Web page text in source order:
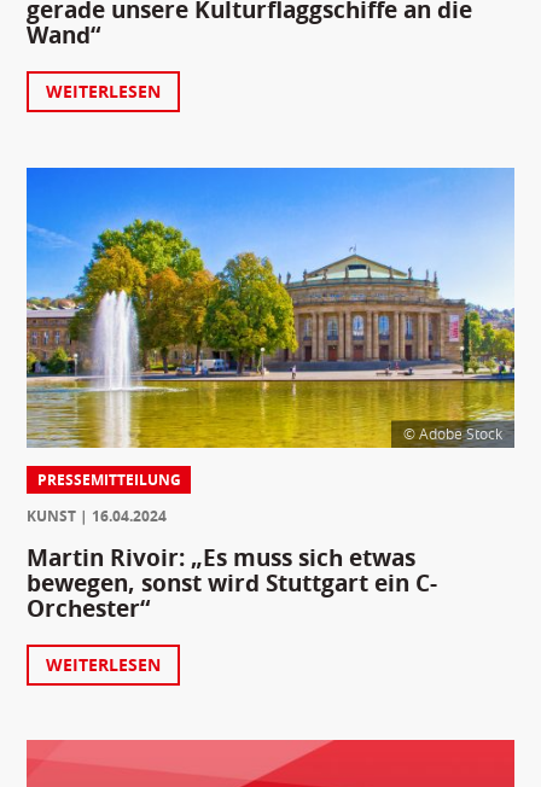
gerade unsere Kulturflaggschiffe an die
Wand“
WEITERLESEN
© Adobe Stock
PRESSEMITTEILUNG
KUNST
16.04.2024
Martin Rivoir: „Es muss sich etwas
bewegen, sonst wird Stuttgart ein C-
Orchester“
WEITERLESEN